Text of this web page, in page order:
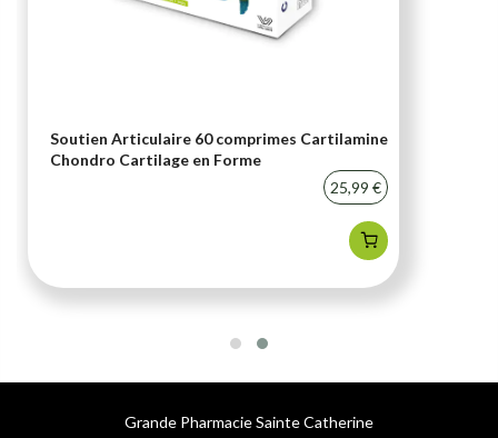
Soutien Articulaire 60 comprimes Cartilamine
Chondro Cartilage en Forme
25,99 €
Grande Pharmacie Sainte Catherine